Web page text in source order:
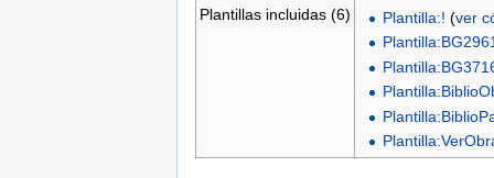
Plantillas incluidas (6)
Plantilla:! (ver